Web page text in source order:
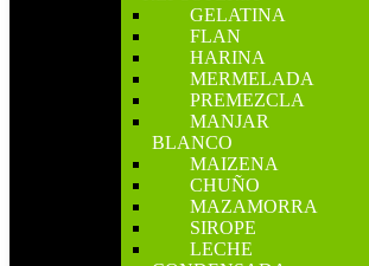
GELATINA
FLAN
HARINA
MERMELADA
PREMEZCLA
MANJAR
BLANCO
MAIZENA
CHUÑO
MAZAMORRA
SIROPE
LECHE